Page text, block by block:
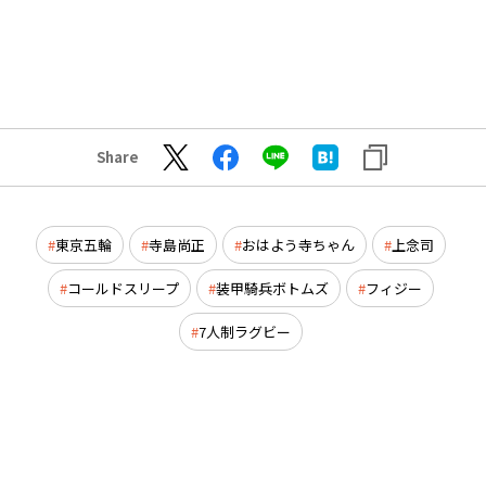
Share
東京五輪 寺島尚正 おはよう寺ちゃん 上念司
コールドスリープ 装甲騎兵ボトムズ フィジー
7人制ラグビー